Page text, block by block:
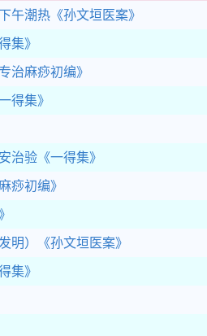
午潮热 《孙文垣医案》
集》
专治麻痧初编》
一得集》
治验 《一得集》
痧初编》
明） 《孙文垣医案》
集》